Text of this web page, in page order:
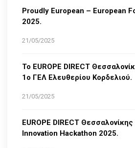
Proudly European – European
2025.
21/05/2025
Το EUROPE DIRECT
1ο ΓΕΛ Ελευθερίου Κορδελιού.
21/05/2025
EUROPE DIRECT
Innovation Hackathon 2025.